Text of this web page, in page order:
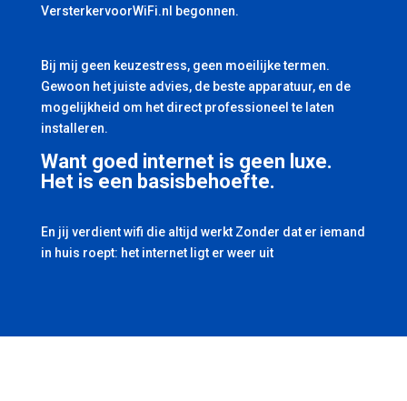
VersterkervoorWiFi.nl begonnen.
Bij mij geen keuzestress, geen moeilijke termen.
Gewoon het juiste advies, de beste apparatuur, en de
mogelijkheid om het direct professioneel te laten
installeren.
Want goed internet is geen luxe.
Het is een basisbehoefte.
En jij verdient wifi die altijd werkt Zonder dat er iemand
in huis roept: het internet ligt er weer uit